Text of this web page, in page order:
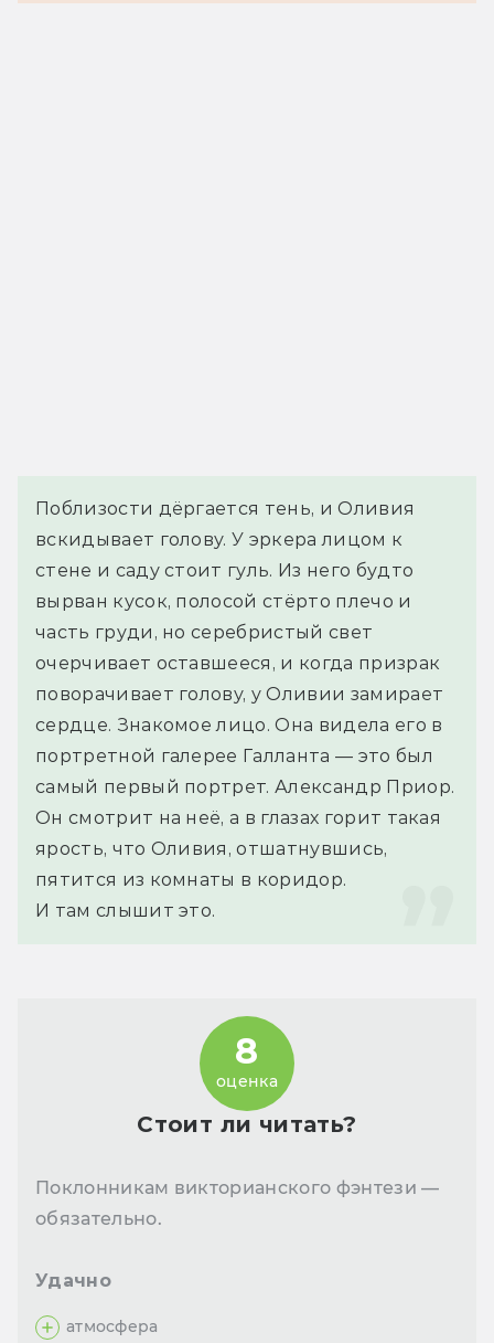
Поблизости дёргается тень, и Оливия
вскидывает голову. У эркера лицом к
стене и саду стоит гуль. Из него будто
вырван кусок, полосой стёрто плечо и
часть груди, но серебристый свет
очерчивает оставшееся, и когда призрак
поворачивает голову, у Оливии замирает
сердце. Знакомое лицо. Она видела его в
портретной галерее Галланта — это был
самый первый портрет. Александр Приор.
Он смотрит на неё, а в глазах горит такая
ярость, что Оливия, отшатнувшись,
пятится из комнаты в коридор.
И там слышит это.
Стоит ли читать?
8
оценка
Поклонникам викторианского фэнтези —
обязательно.
Удачно
атмосфера